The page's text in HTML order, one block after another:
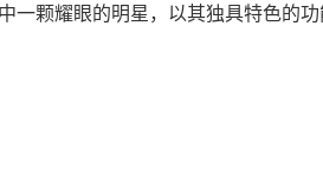
一颗耀眼的明星，以其独具特色的